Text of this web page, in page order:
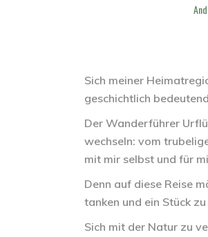
Sich meiner
geschichtlich
Der Wanderführer
wechseln: vom
mit mir selbst und für
Denn auf diese Reise
tanken und ein Stück
Sich mit der Natur zu